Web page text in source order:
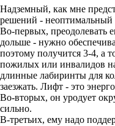
Надземный, как мне
решений - неоптимальный
Во-первых, преодолевать
дольше - нужно
поэтому получится 3-4, а
пожилых или инвалидов
длинные лабиринты для
заезжать. Лифт - это
Во-вторых, он уродует
сильно.
В-третьих, ему надо